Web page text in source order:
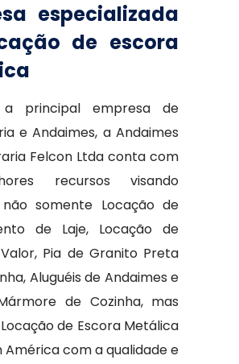
especializada
de escora
principal empresa de
e Andaimes, a Andaimes
Felcon Ltda conta com
recursos visando
somente Locação de
de Laje, Locação de
Pia de Granito Preta
Aluguéis de Andaimes e
de Cozinha, mas
de Escora Metálica
América com a qualidade e